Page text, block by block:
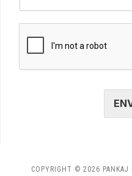
COPYRIGHT © 2026 PANKAJ